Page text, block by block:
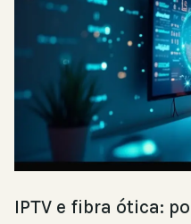
IPTV e fibra ótica: